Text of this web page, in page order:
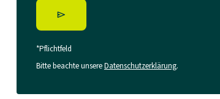
*Pflichtfeld
Bitte beachte unsereDatenschutzerklärung.